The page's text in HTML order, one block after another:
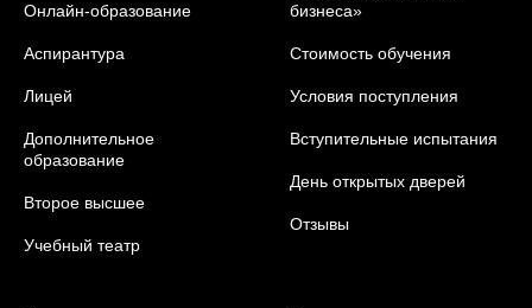
Онлайн-образование
Аспирантура
Лицей
Дополнительное
образование
Второе высшее
Учебный театр
бизнеса»
Стоимость обучения
Условия поступления
Вступительные испытания
День открытых дверей
Отзывы